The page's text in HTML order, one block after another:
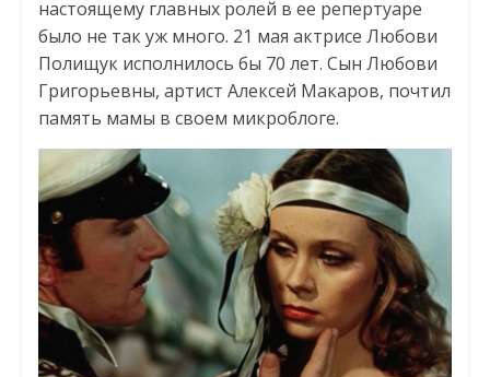
настоящему главных ролей в ее репертуаре
было не так уж много. 21 мая актрисе Любови
Полищук исполнилось бы 70 лет. Сын Любови
Григорьевны, артист Алексей Макаров, почтил
память мамы в своем микроблоге.